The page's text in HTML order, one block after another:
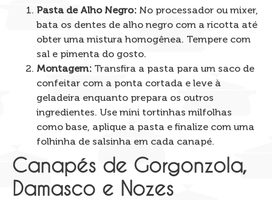
Pasta de Alho Negro: No processador ou mixer,
bata os dentes de alho negro com a ricotta até
obter uma mistura homogênea. Tempere com
sal e pimenta do gosto.
Montagem: Transfira a pasta para um saco de
confeitar com a ponta cortada e leve à
geladeira enquanto prepara os outros
ingredientes. Use mini tortinhas milfolhas
como base, aplique a pasta e finalize com uma
folhinha de salsinha em cada canapé.
Canapés de Gorgonzola,
Damasco e Nozes